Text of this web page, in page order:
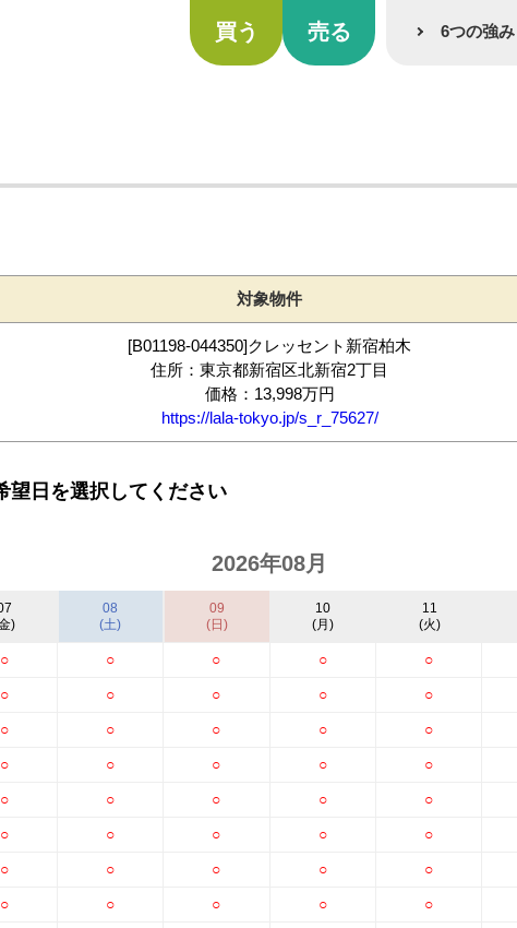
買う 売る 6つの強み
対象物件
[B01198-044350]クレッセント新宿柏木
住所：東京都新宿区北新宿2丁目
価格：13,998万円
https://lala-tokyo.jp/s_r_75627/
望日を選択してください
2026年08月
)
○
○
○
○
○
○
○
○
08
(土)
○
○
○
○
○
○
○
○
09
(日)
○
○
○
○
○
○
○
○
10
(月)
○
○
○
○
○
○
○
○
11
(火)
○
○
○
○
○
○
○
○